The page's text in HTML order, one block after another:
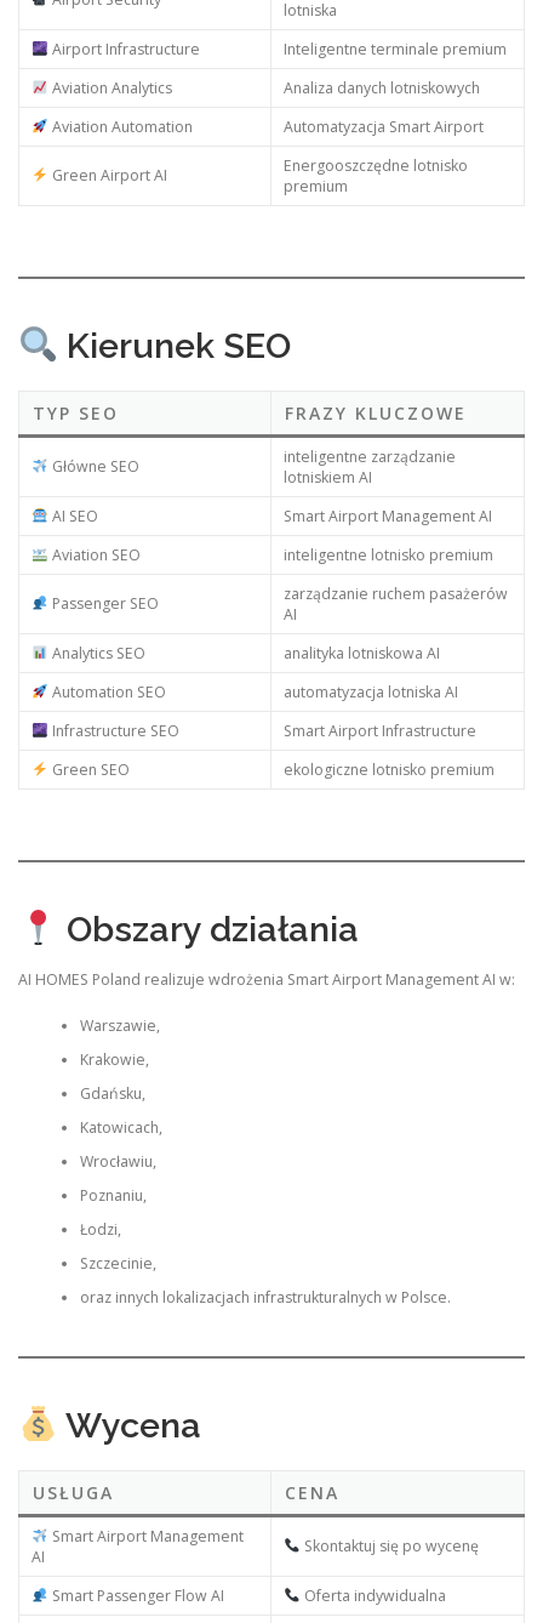
lotniska
Airport Infrastructure
Inteligentne terminale premium
Aviation Analytics
Analiza danych lotniskowych
Aviation Automation
Automatyzacja Smart Airport
Green Airport AI
Energooszczędne lotnisko
premium
Kierunek SEO
TYP SEO FRAZY KLUCZOWE
Główne SEO
inteligentne zarządzanie
lotniskiem AI
AI SEO
Smart Airport Management AI
Aviation SEO
inteligentne lotnisko premium
Passenger SEO
zarządzanie ruchem pasażerów
AI
Analytics SEO
analityka lotniskowa AI
Automation SEO
automatyzacja lotniska AI
Infrastructure SEO
Smart Airport Infrastructure
Green SEO
ekologiczne lotnisko premium
Obszary działania
AI HOMES Poland realizuje wdrożenia Smart Airport Management AI w:
Warszawie,
Krakowie,
Gdańsku,
Katowicach,
Wrocławiu,
Poznaniu,
Łodzi,
Szczecinie,
oraz innych lokalizacjach infrastrukturalnych w Polsce.
Wycena
USŁUGA CENA
Smart Airport Management
AI
Skontaktuj się po wycenę
Smart Passenger Flow AI
Oferta indywidualna